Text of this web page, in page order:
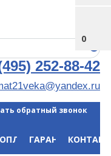
0
252-88-42
обратный звонок
ОПЛАТАГАРАНТИЯ